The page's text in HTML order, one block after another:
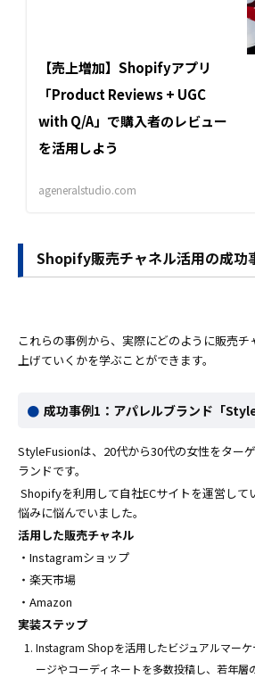
【売上増加】Shopifyアプリ
「Product Reviews + UGC
with Q/A」で購入者のレビュー
を活用しよう
ageneralstudio.com
Shopify販売チャネル活用の成功
これらの事例から、実際にどのように販売
上げていくかを学ぶことができます。
成功事例1：アパレルブランド「
StyleFusionは、20代から30代の女性をター
ランドです。
Shopifyを利用して自社ECサイトを運営して
悩みに悩んでいました。
活用した販売チャネル
・Instagramショップ
・楽天市場
・Amazon
実装ステップ
Instagram Shopを活用したビジュアルマー
ージやコーディネートを多数投稿し、若年層